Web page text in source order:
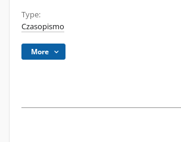
Type:
Czasopismo
More